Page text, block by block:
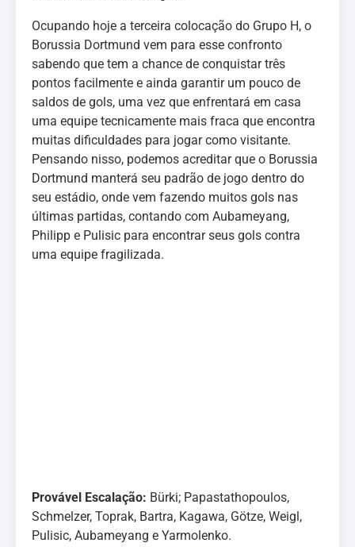
Ocupando hoje a terceira colocação do Grupo H, o
Borussia Dortmund vem para esse confronto
sabendo que tem a chance de conquistar três
pontos facilmente e ainda garantir um pouco de
saldos de gols, uma vez que enfrentará em casa
uma equipe tecnicamente mais fraca que encontra
muitas dificuldades para jogar como visitante.
Pensando nisso, podemos acreditar que o Borussia
Dortmund manterá seu padrão de jogo dentro do
seu estádio, onde vem fazendo muitos gols nas
últimas partidas, contando com Aubameyang,
Philipp e Pulisic para encontrar seus gols contra
uma equipe fragilizada.
Provável Escalação: Bürki; Papastathopoulos,
Schmelzer, Toprak, Bartra, Kagawa, Götze, Weigl,
Pulisic, Aubameyang e Yarmolenko.